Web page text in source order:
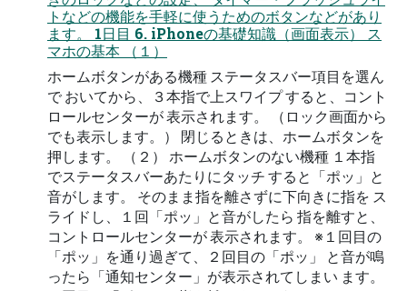
トなどの機能を手軽に使うためのボタンなどがあり
ます。 1日目 6. iPhoneの基礎知識（画面表示） ス
マホの基本 （１）
ホームボタンがある機種 ステータスバー項目を選ん
で おいてから、３本指で上スワイプ すると、コント
ロールセンターが 表示されます。 （ロック画面から
でも表示します。） 閉じるときは、ホームボタンを
押します。 （２） ホームボタンのない機種 １本指
でステータスバーあたりにタッチ すると「ポッ」と
音がします。 そのまま指を離さずに下向きに指を ス
ライドし、１回「ポッ」と音がしたら 指を離すと、
コントロールセンターが 表示されます。 ※１回目の
「ポッ」を通り過ぎて、２回目の「ポッ」 と音が鳴
ったら「通知センター」が表示されてしまい ます。